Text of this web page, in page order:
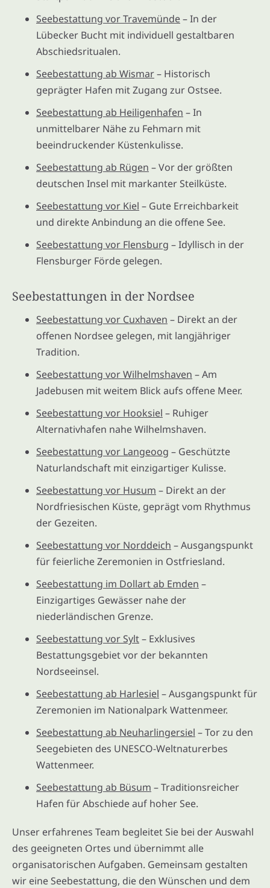
Seebestattung vor Travemünde– In der
Lübecker Bucht mit individuell gestaltbaren
Abschiedsritualen.
Seebestattung ab Wismar– Historisch
geprägter Hafen mit Zugang zur Ostsee.
Seebestattung ab Heiligenhafen – In
unmittelbarer Nähe zu Fehmarn mit
beeindruckender Küstenkulisse.
Seebestattung ab Rügen – Vor der größten
deutschen Insel mit markanter Steilküste.
Seebestattung vor Kiel – Gute Erreichbarkeit
und direkte Anbindung an die offene See.
Seebestattung vor Flensburg – Idyllisch in der
Flensburger Förde gelegen.
Seebestattungen in der Nordsee
Seebestattung vor Cuxhaven – Direkt an der
offenen Nordsee gelegen, mit langjähriger
Tradition.
Seebestattung vor Wilhelmshaven – Am
Jadebusen mit weitem Blick aufs offene Meer.
Seebestattung vor Hooksiel – Ruhiger
Alternativhafen nahe Wilhelmshaven.
Seebestattung vor Langeoog – Geschützte
Naturlandschaft mit einzigartiger Kulisse.
Seebestattung vor Husum – Direkt an der
Nordfriesischen Küste, geprägt vom Rhythmus
der Gezeiten.
Seebestattung vor Norddeich – Ausgangspunkt
für feierliche Zeremonien in Ostfriesland.
Seebestattung im Dollart ab Emden –
Einzigartiges Gewässer nahe der
niederländischen Grenze.
Seebestattung vor Sylt– Exklusives
Bestattungsgebiet vor der bekannten
Nordseeinsel.
Seebestattung ab Harlesiel – Ausgangspunkt für
Zeremonien im Nationalpark Wattenmeer.
Seebestattung ab Neuharlingersiel – Tor zu den
Seegebieten des UNESCO-Weltnaturerbes
Wattenmeer.
Seebestattung ab Büsum – Traditionsreicher
Hafen für Abschiede auf hoher See.
Unser erfahrenes Team begleitet Sie bei der Auswahl
des geeigneten Ortes und übernimmt alle
organisatorischen Aufgaben. Gemeinsam gestalten
wir eine Seebestattung, die den Wünschen und dem